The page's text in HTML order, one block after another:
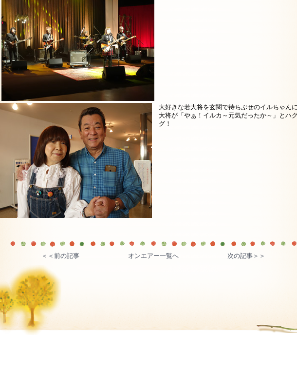
大好きな若大将を玄関で待ちぶせのイルちゃん
大将が「やぁ！イルカ～元気だったか～」とハ
グ！
＜＜前の記事 オンエアー一覧へ 次の記事＞＞